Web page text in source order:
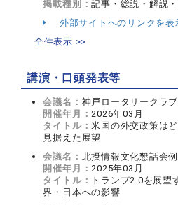
掲載種別：記事・総説・解説
外部サイトへのリンクを表
全件表示 >>
講演・口頭発表等
会議名： 神戸ロータリークラ
開催年月：2026年03月
タイトル：米国の外交政策は
見据えた展望
会議名： 北摂情報文化懇話会
開催年月：2025年03月
タイトル： トランプ2.0を展望
界・日本への影響